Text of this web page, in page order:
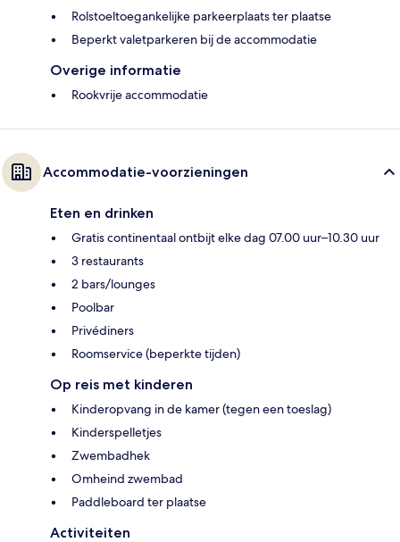
Rolstoeltoegankelijke parkeerplaats ter plaatse
Beperkt valetparkeren bij de accommodatie
Overige informatie
Rookvrije accommodatie
Accommodatie-voorzieningen
Eten en drinken
Gratis continentaal ontbijt elke dag 07.00 uur–10.30 uur
3 restaurants
2 bars/lounges
Poolbar
Privédiners
Roomservice (beperkte tijden)
Op reis met kinderen
Kinderopvang in de kamer (tegen een toeslag)
Kinderspelletjes
Zwembadhek
Omheind zwembad
Paddleboard ter plaatse
Activiteiten